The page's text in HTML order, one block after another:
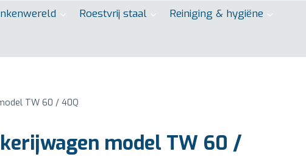
Roestvrij staal Reiniging & hygiëne
TW 60 / 40Q
model TW 60 /